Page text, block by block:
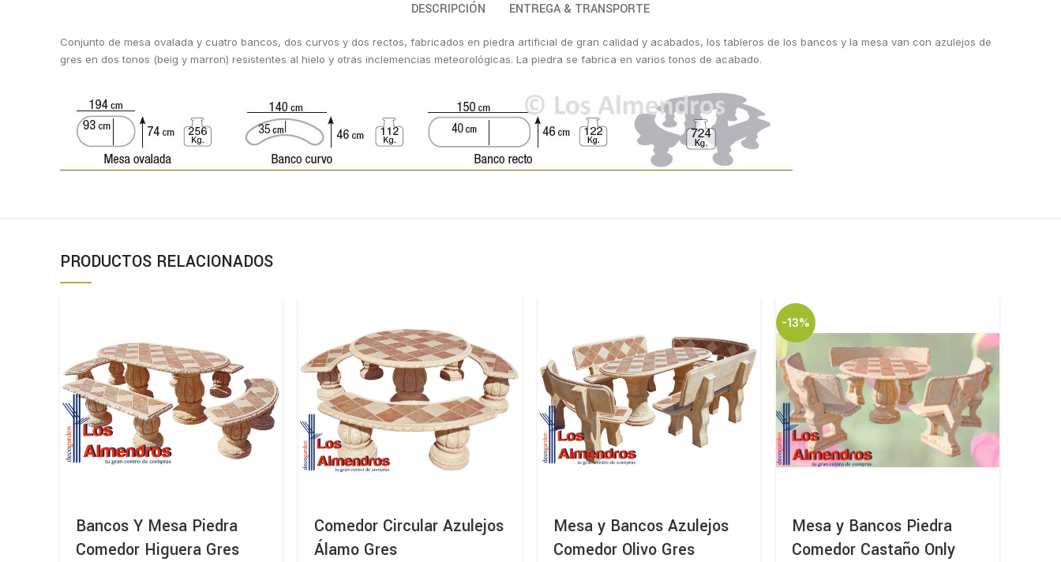
DESCRIPCIÓN ENTREGA & TRANSPORTE
Conjunto de mesa ovalada y cuatro bancos, dos curvos y dos rectos, fabricados en piedra artificial de gran calidad y acabados, los tableros de los bancos y la mesa van con azulejos de
gres en dos tonos (beig y marron) resistentes al hielo y otras inclemencias meteorológicas. La piedra se fabrica en varios tonos de acabado.
PRODUCTOS RELACIONADOS
Bancos Y Mesa Piedra
Comedor Higuera Gres
Comedor Circular Azulejos
Álamo Gres
Mesa y Bancos Azulejos
Comedor Olivo Gres
-13%
Mesa y Bancos Piedra
Comedor Castaño Only